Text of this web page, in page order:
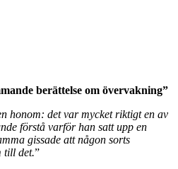
berättelse om övervakning”
honom: det var mycket riktigt en av
förstå varför han satt upp en
gissade att någon sorts
till det.”